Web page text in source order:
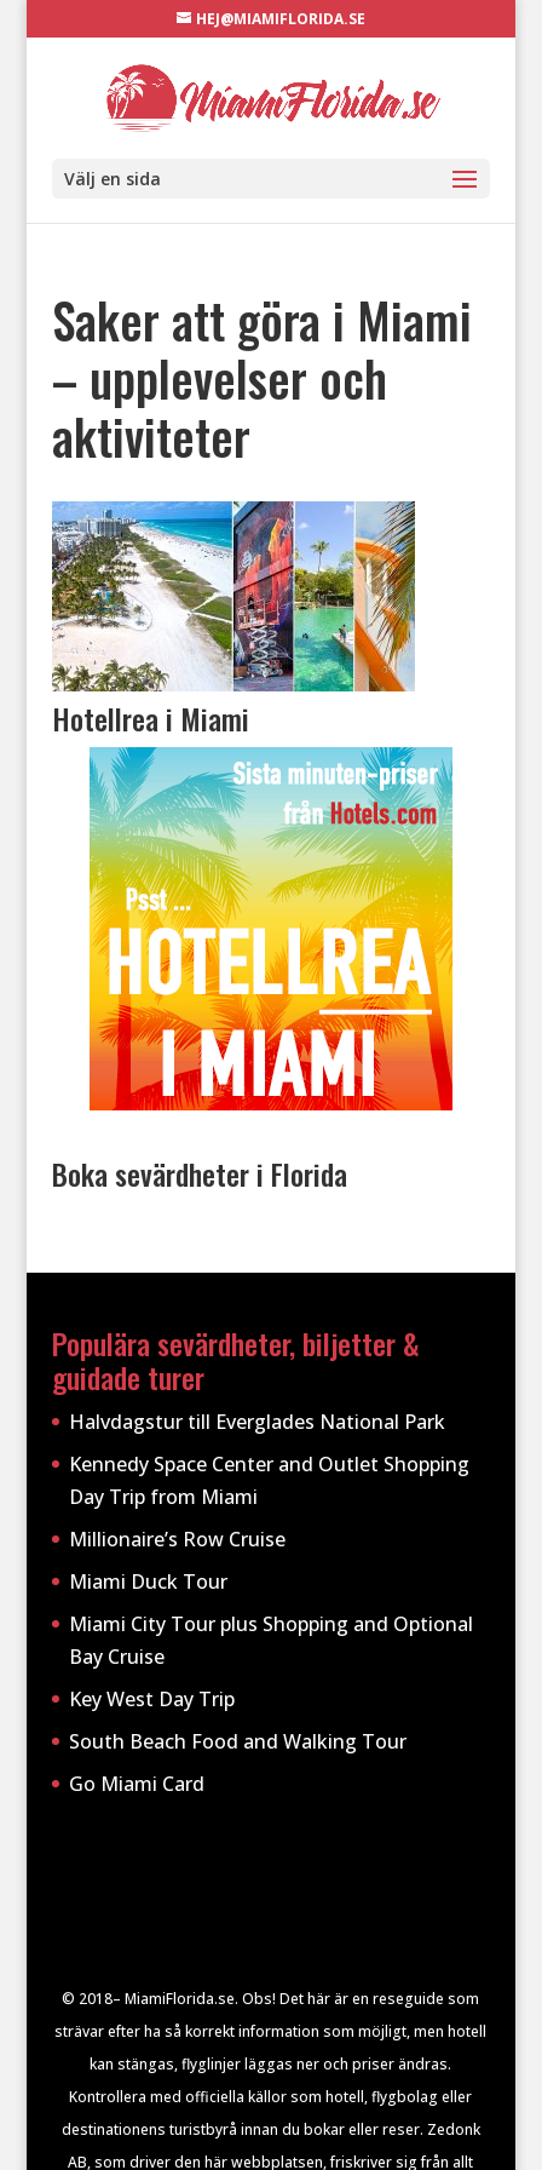
HEJ@MIAMIFLORIDA.SE
Välj en sida
Saker att göra i Miami
– upplevelser och
aktiviteter
Hotellrea i Miami
Boka sevärdheter i Florida
Populära sevärdheter, biljetter &
guidade turer
Halvdagstur till Everglades National Park
Kennedy Space Center and Outlet Shopping
Day Trip from Miami
Millionaire’s Row Cruise
Miami Duck Tour
Miami City Tour plus Shopping and Optional
Bay Cruise
Key West Day Trip
South Beach Food and Walking Tour
Go Miami Card
© 2018– MiamiFlorida.se. Obs! Det här är en reseguide som
strävar efter ha så korrekt information som möjligt, men hotell
kan stängas, flyglinjer läggas ner och priser ändras.
Kontrollera med officiella källor som hotell, flygbolag eller
destinationens turistbyrå innan du bokar eller reser. Zedonk
AB, som driver den här webbplatsen, friskriver sig från allt